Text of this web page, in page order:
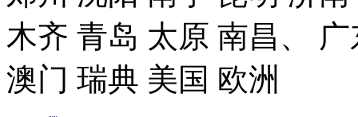
木齐 青岛 太原 南昌、
澳门 瑞典 美国 欧洲